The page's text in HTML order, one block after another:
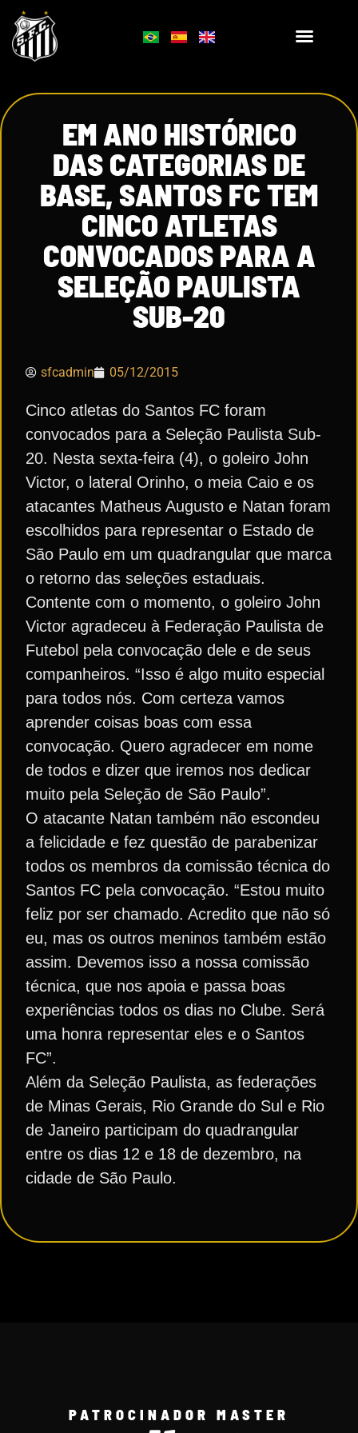
EM ANO HISTÓRICO
DAS CATEGORIAS DE
BASE, SANTOS FC TEM
CINCO ATLETAS
CONVOCADOS PARA A
SELEÇÃO PAULISTA
SUB-20
sfcadmin 05/12/2015
Cinco atletas do Santos FC foram
convocados para a Seleção Paulista Sub-
20. Nesta sexta-feira (4), o goleiro John
Victor, o lateral Orinho, o meia Caio e os
atacantes Matheus Augusto e Natan foram
escolhidos para representar o Estado de
São Paulo em um quadrangular que marca
o retorno das seleções estaduais.
Contente com o momento, o goleiro John
Victor agradeceu à Federação Paulista de
Futebol pela convocação dele e de seus
companheiros. “Isso é algo muito especial
para todos nós. Com certeza vamos
aprender coisas boas com essa
convocação. Quero agradecer em nome
de todos e dizer que iremos nos dedicar
muito pela Seleção de São Paulo”.
O atacante Natan também não escondeu
a felicidade e fez questão de parabenizar
todos os membros da comissão técnica do
Santos FC pela convocação. “Estou muito
feliz por ser chamado. Acredito que não só
eu, mas os outros meninos também estão
assim. Devemos isso a nossa comissão
técnica, que nos apoia e passa boas
experiências todos os dias no Clube. Será
uma honra representar eles e o Santos
FC”.
Além da Seleção Paulista, as federações
de Minas Gerais, Rio Grande do Sul e Rio
de Janeiro participam do quadrangular
entre os dias 12 e 18 de dezembro, na
cidade de São Paulo.
PATROCINADOR MASTER